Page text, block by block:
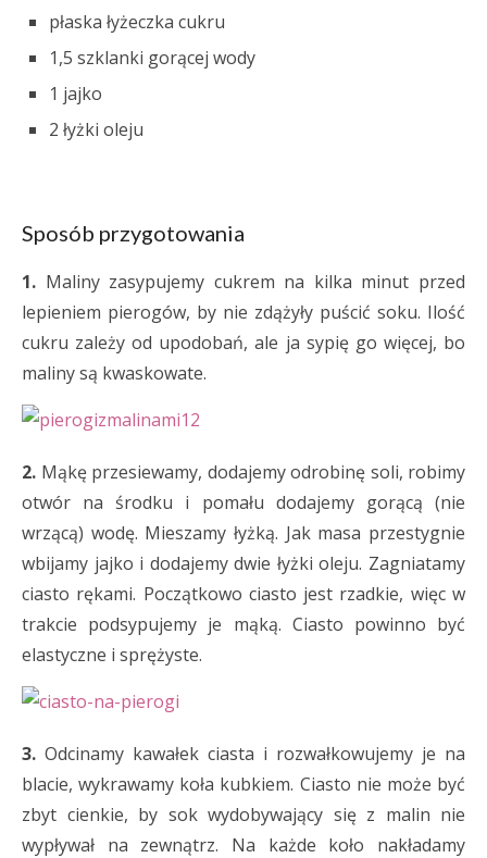
płaska łyżeczka cukru
1,5 szklanki gorącej wody
1 jajko
2 łyżki oleju
Sposób przygotowania
1. Maliny zasypujemy cukrem na kilka minut przed
lepieniem pierogów, by nie zdążyły puścić soku. Ilość
cukru zależy od upodobań, ale ja sypię go więcej, bo
maliny są kwaskowate.
2. Mąkę przesiewamy, dodajemy odrobinę soli, robimy
otwór na środku i pomału dodajemy gorącą (nie
wrzącą) wodę. Mieszamy łyżką. Jak masa przestygnie
wbijamy jajko i dodajemy dwie łyżki oleju. Zagniatamy
ciasto rękami. Początkowo ciasto jest rzadkie, więc w
trakcie podsypujemy je mąką. Ciasto powinno być
elastyczne i sprężyste.
3. Odcinamy kawałek ciasta i rozwałkowujemy je na
blacie, wykrawamy koła kubkiem. Ciasto nie może być
zbyt cienkie, by sok wydobywający się z malin nie
wypływał na zewnątrz. Na każde koło nakładamy